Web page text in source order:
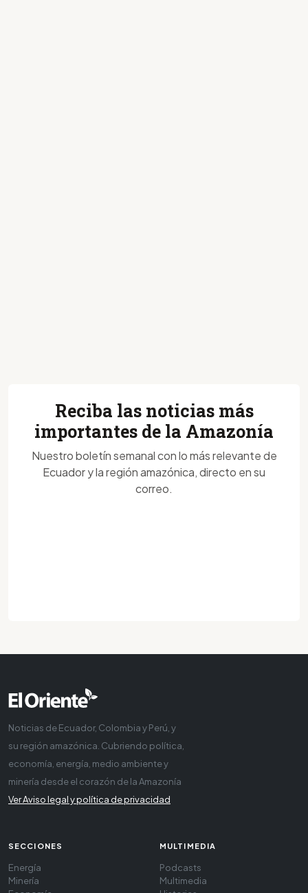
Reciba las noticias más
importantes de la Amazonía
Nuestro boletín semanal con lo más relevante de
Ecuador y la región amazónica, directo en su
correo.
Noticias de Ecuador, Colombia y Perú, y
su región amazónica. Cubriendo política,
economía, energía, medio ambiente y
minería desde el corazón de la Amazonía
Ver Aviso legal y política de privacidad
SECCIONES
Energía
Minería
MULTIMEDIA
Podcasts
Multimedia